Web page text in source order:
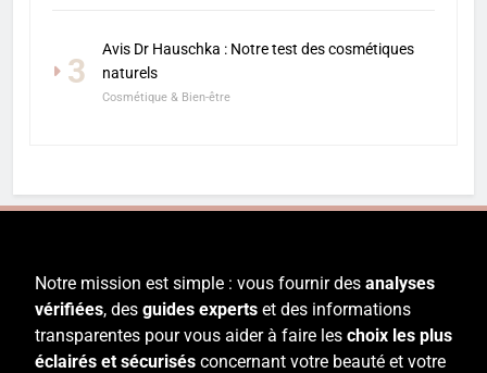
3
Avis Dr Hauschka : Notre test des cosmétiques
naturels
Cosmétique & Bien-être
Notre mission est simple : vous fournir des analyses
vérifiées, des guides experts et des informations
transparentes pour vous aider à faire les choix les plus
éclairés et sécurisés concernant votre beauté et votre